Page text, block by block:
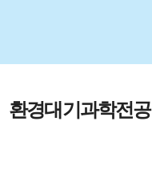
환경대기과학전공